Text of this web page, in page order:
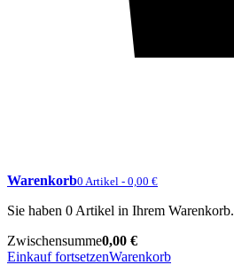
Warenkorb0 Artikel - 0,00 €
Sie haben 0 Artikel in Ihrem Warenkorb.
Zwischensumme0,00 €
Einkauf fortsetzenWarenkorb